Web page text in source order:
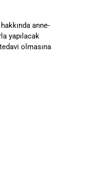
anne-
yapılacak
olmasına